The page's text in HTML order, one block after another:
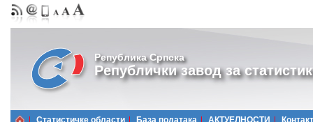
Република Српска
Републички завод за
Статистичке области Базa података АКТУЕЛНОСТИ Контакт